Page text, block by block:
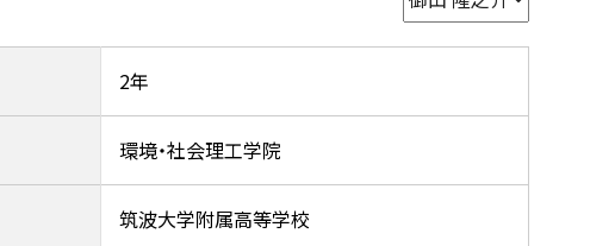
2年
環境・社会理工学院
筑波大学附属高等学校